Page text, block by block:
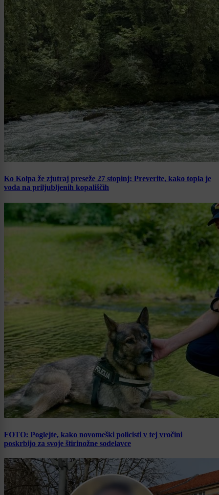
Ko Kolpa že zjutraj preseže 27 stopinj: Preverite, kako topla je
voda na priljubljenih kopališčih
FOTO: Poglejte, kako novomeški policisti v tej vročini
poskrbijo za svoje štirinožne sodelavce